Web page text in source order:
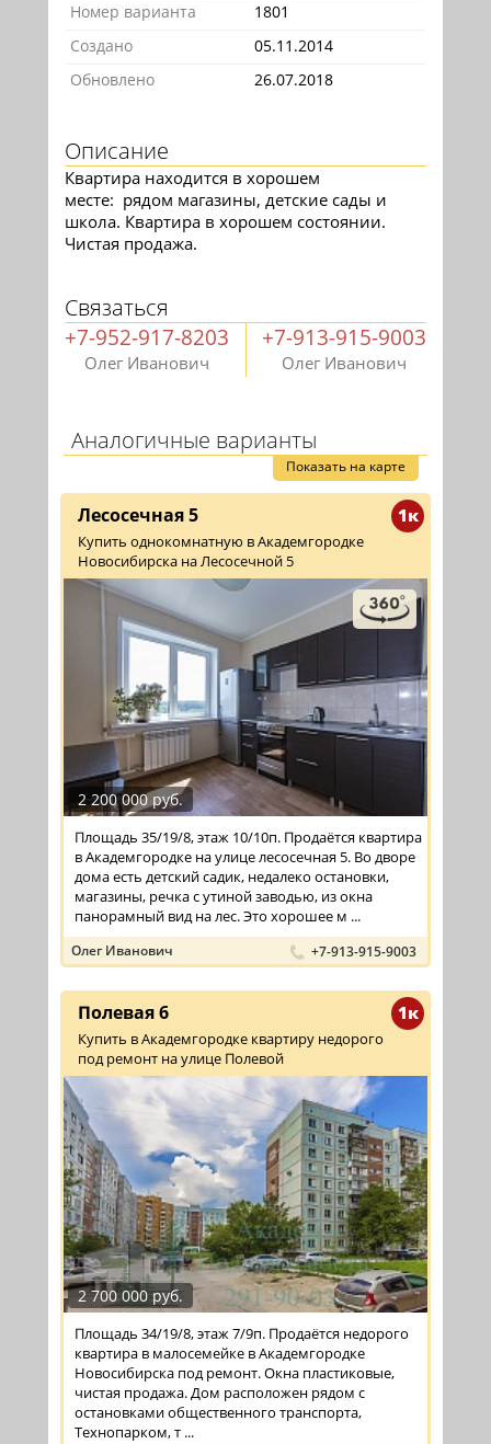
Номер варианта
1801
Создано
05.11.2014
Обновлено
26.07.2018
Описание
Квартира находится в хорошем
месте: рядом магазины, детские сады и
школа. Квартира в хорошем состоянии.
Чистая продажа.
Связаться
+7-952-917-8203
Олег Иванович
+7-913-915-9003
Олег Иванович
Аналогичные варианты
Показать на карте
1к
Лесосечная 5
Купить однокомнатную в Академгородке
Новосибирска на Лесосечной 5
2 200 000 руб.
Площадь 35/19/8, этаж 10/10п. Продаётся квартира
в Академгородке на улице лесосечная 5. Во дворе
дома есть детский садик, недалеко остановки,
магазины, речка с утиной заводью, из окна
панорамный вид на лес. Это хорошее м ...
Олег Иванович +7-913-915-9003
1к
Полевая 6
Купить в Академгородке квартиру недорого
под ремонт на улице Полевой
2 700 000 руб.
Площадь 34/19/8, этаж 7/9п. Продаётся недорого
квартира в малосемейке в Академгородке
Новосибирска под ремонт. Окна пластиковые,
чистая продажа. Дом расположен рядом с
остановками общественного транспорта,
Технопарком, т ...